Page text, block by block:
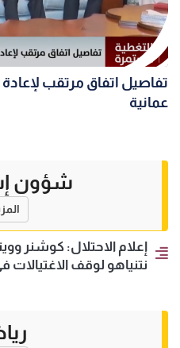
تفاصيل اتفاق مرتقب
عمانية
شؤون
إعلام الاحتلال: كوشنر
نتنياهو لوقف الاغتيالات